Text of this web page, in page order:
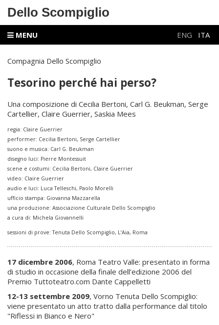
Dello Scompiglio
MENU ENG ITA
Compagnia Dello Scompiglio
Tesorino perché hai perso?
Una composizione di Cecilia Bertoni, Carl G. Beukman, Serge
Cartellier, Claire Guerrier, Saskia Mees
regia: Claire Guerrier
performer: Cecilia Bertoni, Serge Cartellier
suono e musica: Carl G. Beukman
disegno luci: Pierre Montessuit
scene e costumi: Cecilia Bertoni, Claire Guerrier
video: Claire Guerrier
audio e luci: Luca Telleschi, Paolo Morelli
ufficio stampa: Giovanna Mazzarella
una produzione: Associazione Culturale Dello Scompiglio
a cura di: Michela Giovannelli
sessioni di prove: Tenuta Dello Scompiglio, L’Aia, Roma
17 dicembre 2006, Roma Teatro Valle: presentato in forma
di studio in occasione della finale dell’edizione 2006 del
Premio Tuttoteatro.com Dante Cappelletti
12-13 settembre 2009, Vorno Tenuta Dello Scompiglio:
viene presentato un atto tratto dalla performance dal titolo
"Riflessi in Bianco e Nero"